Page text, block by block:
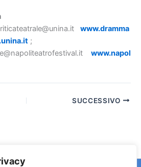
www.dramma
;
www.napol
SUCCESSIVO